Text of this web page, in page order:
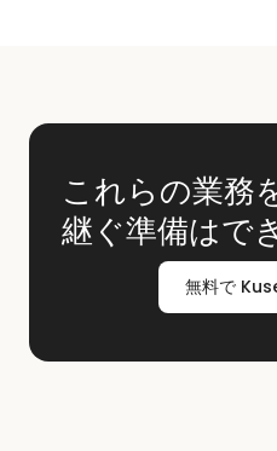
これらの業務
継ぐ準備はで
無料で